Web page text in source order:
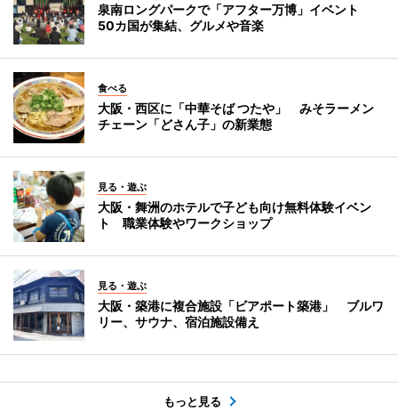
泉南ロングパークで「アフター万博」イベント
50カ国が集結、グルメや音楽
食べる
大阪・西区に「中華そば つたや」 みそラーメン
チェーン「どさん子」の新業態
見る・遊ぶ
大阪・舞洲のホテルで子ども向け無料体験イベン
ト 職業体験やワークショップ
見る・遊ぶ
大阪・築港に複合施設「ビアポート築港」 ブルワ
リー、サウナ、宿泊施設備え
もっと見る